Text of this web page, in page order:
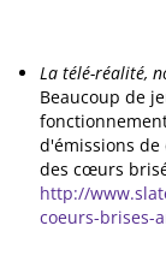
La télé-réalité,
Beaucoup de
d'émissions de
des cœurs
http://
coeurs-brises-